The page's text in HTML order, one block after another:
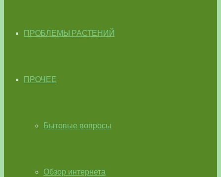
ПРОБЛЕМЫ РАСТЕНИЙ
ПРОЧЕЕ
Бытовые вопросы
Обзор интернета